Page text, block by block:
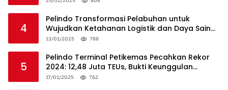
4
Pelindo Transformasi Pelabuhan untuk
Wujudkan Ketahanan Logistik dan Daya Saing
Global
13/01/2025 788
5
Pelindo Terminal Petikemas Pecahkan Rekor
2024: 12,48 Juta TEUs, Bukti Keunggulan
Logistik Nasional
17/01/2025 762